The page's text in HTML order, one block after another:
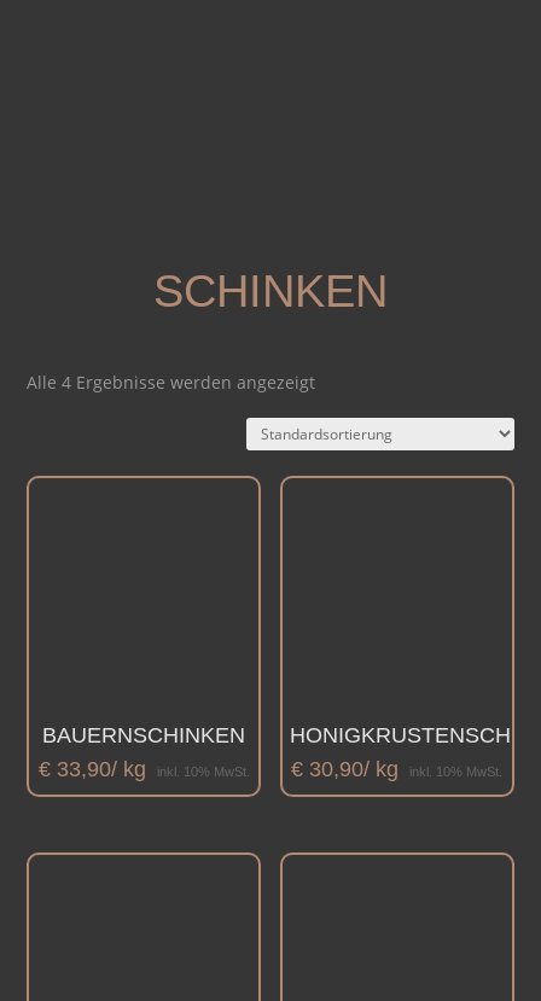
SCHINKEN
Alle 4 Ergebnisse werden angezeigt
BAUERNSCHINKEN
€33,90/ kg inkl. 10% MwSt.
€ 30,90/ kg inkl. 10% MwSt.